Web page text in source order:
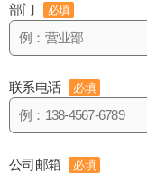
部门 必填
联系电话 必填
公司邮箱 必填